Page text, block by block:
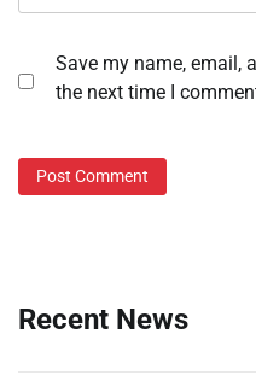
Save my name, email,
the next time I
Recent News